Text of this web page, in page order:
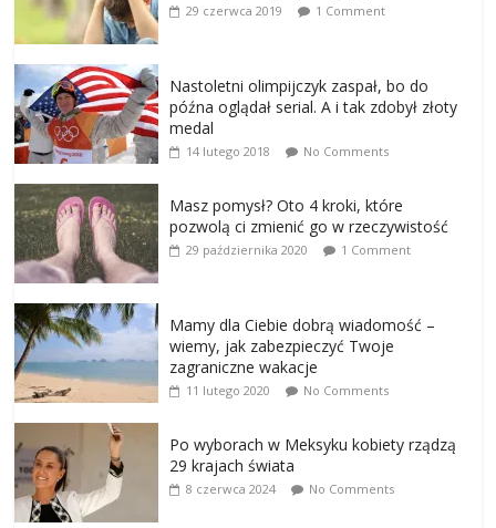
29 czerwca 2019 1 Comment
Nastoletni olimpijczyk zaspał, bo do
późna oglądał serial. A i tak zdobył złoty
medal
14 lutego 2018 No Comments
Masz pomysł? Oto 4 kroki, które
pozwolą ci zmienić go w rzeczywistość
29 października 2020 1 Comment
Mamy dla Ciebie dobrą wiadomość –
wiemy, jak zabezpieczyć Twoje
zagraniczne wakacje
11 lutego 2020 No Comments
Po wyborach w Meksyku kobiety rządzą
29 krajach świata
8 czerwca 2024 No Comments